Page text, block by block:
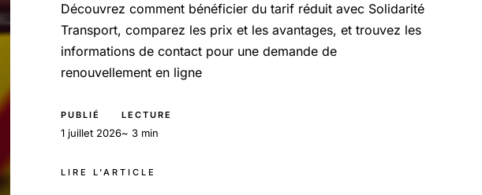
Découvrez comment bénéficier du tarif réduit avec Solidarité
Transport, comparez les prix et les avantages, et trouvez les
informations de contact pour une demande de
renouvellement en ligne
PUBLIÉ
1 juillet 2026
LECTURE
~ 3 min
LIRE L'ARTICLE